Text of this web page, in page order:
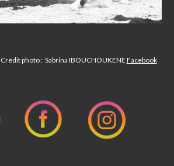
photo : Sabrina IBOUCHOUKENE Facebook